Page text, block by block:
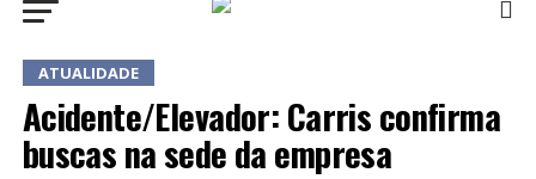
ATUALIDADE
Acidente/Elevador: Carris confirma
buscas na sede da empresa